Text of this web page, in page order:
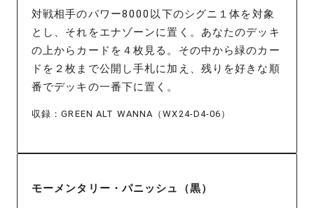
対戦相手のパワー8000以下のシグニ１体を対象
とし、それをエナゾーンに置く。あなたのデッキ
の上からカードを４枚見る。その中から緑のカー
ドを２枚まで公開し手札に加え、残りを好きな順
番でデッキの一番下に置く。
収録：GREEN ALT WANNA（WX24-D4-06）
モーメンタリー・パニッシュ（黒）